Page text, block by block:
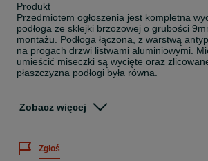
Produkt
Przedmiotem ogłoszenia jest kompletna
podłoga ze sklejki brzozowej o grubości
montażu. Podłoga łączona, z warstwą
na progach drzwi listwami aluminiowymi.
umieścić miseczki są wycięte oraz
płaszczyzna podłogi była równa.
kawałku do 4 m.
Kit montażowy
Zobacz więcej
Zgłoś